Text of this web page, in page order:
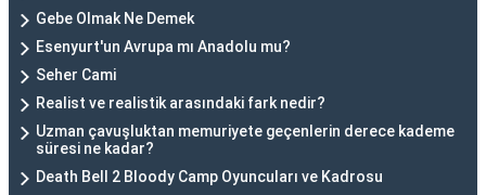
Gebe Olmak Ne Demek
Esenyurt'un Avrupa mı Anadolu mu?
Seher Cami
Realist ve realistik arasındaki fark nedir?
Uzman çavuşluktan memuriyete geçenlerin derece kademe
süresi ne kadar?
Death Bell 2 Bloody Camp Oyuncuları ve Kadrosu